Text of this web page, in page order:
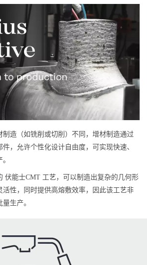
制造（如铣削或切削）不同，增材制造通过
，允许个性化设计自由度，可实现快速、
伏能士CMT 工艺，可以制造出复杂的几何形
活性，同时提供高熔敷效率，因此该工艺非
生产。